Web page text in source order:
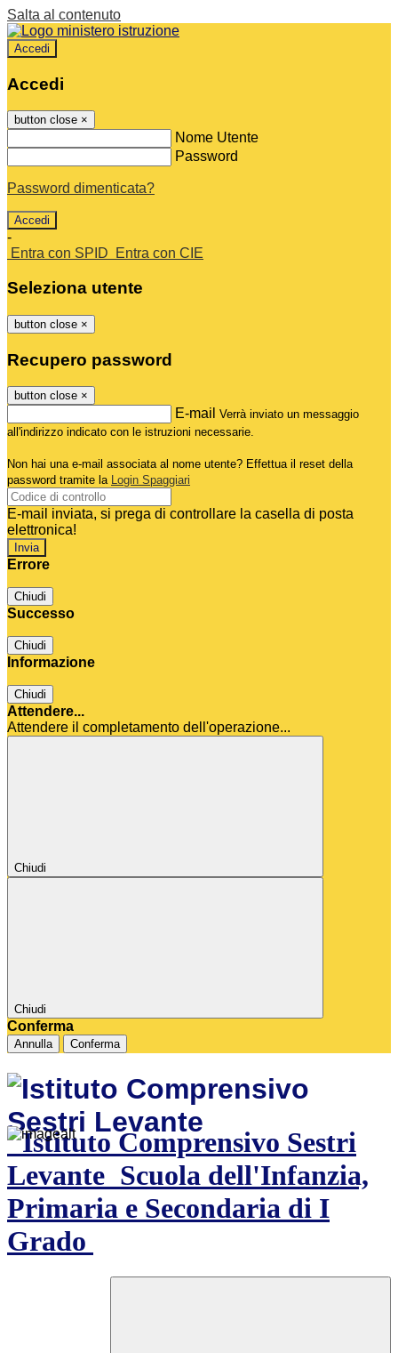
Salta al contenuto
Accedi
Accedi
button close ×
Nome Utente
Password
Password dimenticata?
-
Entra con SPID
Entra con CIE
Seleziona utente
button close ×
Recupero password
button close ×
E-mail Verrà inviato un messaggio
all'indirizzo indicato con le istruzioni necessarie.
Non hai una e-mail associata al nome utente? Effettua il reset della
password tramite la Login Spaggiari
E-mail inviata, si prega di controllare la casella di posta
elettronica!
Errore
Chiudi
Successo
Chiudi
Informazione
Chiudi
Attendere...
Attendere il completamento dell'operazione...
Chiudi
Chiudi
Conferma
Annulla Conferma
Istituto Comprensivo Sestri
Levante Scuola dell'Infanzia,
Primaria e Secondaria di I
Grado